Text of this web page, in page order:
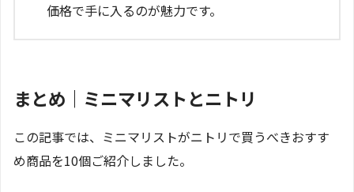
価格で手に入るのが魅力です。
まとめ｜ミニマリストとニトリ
この記事では、ミニマリストがニトリで買うべきおすす
め商品を10個ご紹介しました。